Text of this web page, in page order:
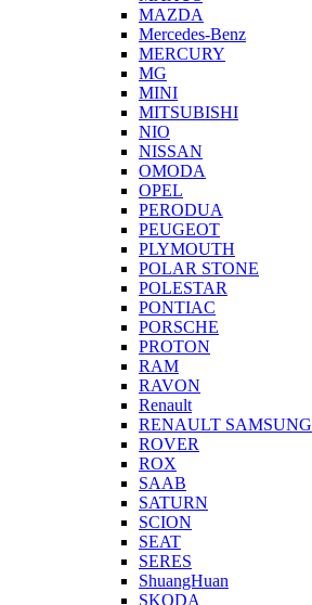
MAZDA
Mercedes-Benz
MERCURY
MG
MINI
MITSUBISHI
NIO
NISSAN
OMODA
OPEL
PERODUA
PEUGEOT
PLYMOUTH
POLAR STONE
POLESTAR
PONTIAC
PORSCHE
PROTON
RAM
RAVON
Renault
RENAULT SAMSUNG
ROVER
ROX
SAAB
SATURN
SCION
SEAT
SERES
ShuangHuan
SKODA